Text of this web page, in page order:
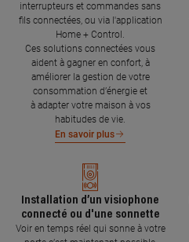
interrupteurs et commandes sans
fils connectées, ou via l'application
Home + Control.
Ces solutions connectées vous
aident à gagner en confort, à
améliorer la gestion de votre
consommation d’énergie et
à adapter votre maison à vos
habitudes de vie.
En savoir plus
Installation d’un visiophone
connecté ou d'une sonnette
Voir en temps réel qui sonne à votre